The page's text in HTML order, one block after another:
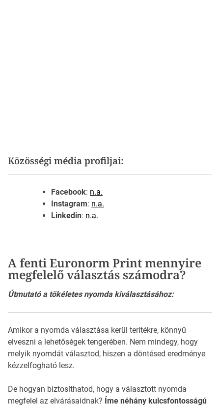
Közösségi média profiljai:
Facebook: n.a.
Instagram: n.a.
Linkedin: n.a.
A fenti Euronorm Print mennyire
megfelelő választás számodra?
Útmutató a tökéletes nyomda kiválasztásához:
Amikor a nyomda választása kerül terítékre, könnyű
elveszni a lehetőségek tengerében. Nem mindegy, hogy
melyik nyomdát választod, hiszen a döntésed eredménye
kézzelfogható lesz.
De hogyan biztosíthatod, hogy a választott nyomda
megfelel az elvárásaidnak? Íme néhány kulcsfontosságú